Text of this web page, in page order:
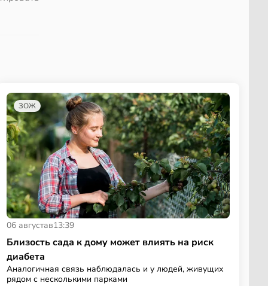
ЗОЖ
06 августав13:39
Близость сада к дому может влиять на риск
диабета
Аналогичная связь наблюдалась и у людей, живущих
рядом с несколькими парками